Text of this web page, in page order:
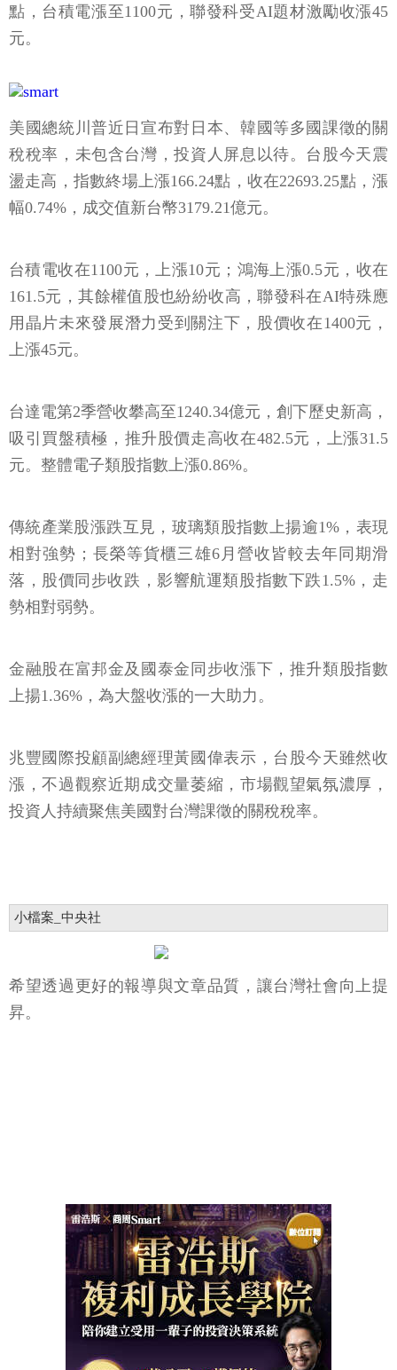
點，台積電漲至1100元，聯發科受AI題材激勵收漲45
元。
美國總統川普近日宣布對日本、韓國等多國課徵的關
稅稅率，未包含台灣，投資人屏息以待。台股今天震
盪走高，指數終場上漲166.24點，收在22693.25點，漲
幅0.74%，成交值新台幣3179.21億元。
台積電收在1100元，上漲10元；鴻海上漲0.5元，收在
161.5元，其餘權值股也紛紛收高，聯發科在AI特殊應
用晶片未來發展潛力受到關注下，股價收在1400元，
上漲45元。
台達電第2季營收攀高至1240.34億元，創下歷史新高，
吸引買盤積極，推升股價走高收在482.5元，上漲31.5
元。整體電子類股指數上漲0.86%。
傳統產業股漲跌互見，玻璃類股指數上揚逾1%，表現
相對強勢；長榮等貨櫃三雄6月營收皆較去年同期滑
落，股價同步收跌，影響航運類股指數下跌1.5%，走
勢相對弱勢。
金融股在富邦金及國泰金同步收漲下，推升類股指數
上揚1.36%，為大盤收漲的一大助力。
兆豐國際投顧副總經理黃國偉表示，台股今天雖然收
漲，不過觀察近期成交量萎縮，市場觀望氣氛濃厚，
投資人持續聚焦美國對台灣課徵的關稅稅率。
小檔案_中央社
希望透過更好的報導與文章品質，讓台灣社會向上提
昇。